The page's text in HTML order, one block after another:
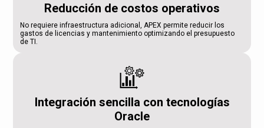
Reducción de costos operativos
No requiere infraestructura adicional, APEX permite reducir los
gastos de licencias y mantenimiento optimizando el presupuesto
de TI.
Integración sencilla con tecnologías
Oracle